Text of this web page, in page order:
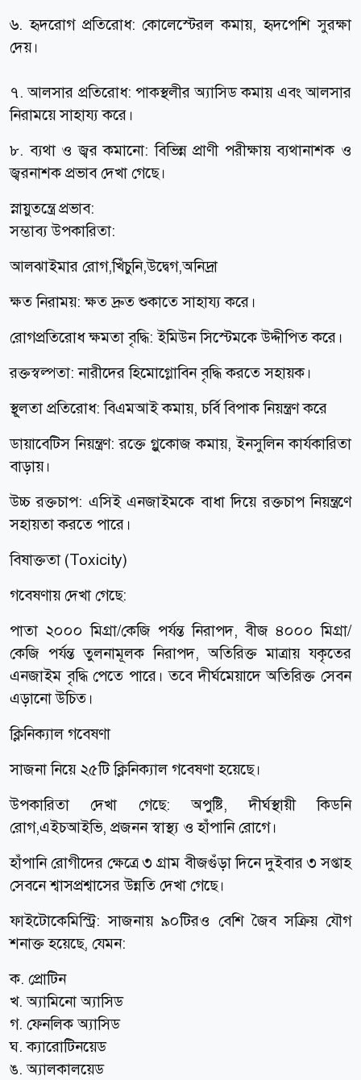
৬. হৃদরোগ প্রতিরোধ: কোলেস্টেরল কমায়, হৃদপেশি সুরক্ষা
দেয়।
৭. আলসার প্রতিরোধ: পাকস্থলীর অ্যাসিড কমায় এবং আলসার
নিরাময়ে সাহায্য করে।
৮. ব্যথা ও জ্বর কমানো: বিভিন্ন প্রাণী পরীক্ষায় ব্যথানাশক ও
জ্বরনাশক প্রভাব দেখা গেছে।
স্নায়ুতন্ত্রে প্রভাব:
সম্ভাব্য উপকারিতা:
আলঝাইমার রোগ,খিঁচুনি,উদ্বেগ,অনিদ্রা
ক্ষত নিরাময়: ক্ষত দ্রুত শুকাতে সাহায্য করে।
রোগপ্রতিরোধ ক্ষমতা বৃদ্ধি: ইমিউন সিস্টেমকে উদ্দীপিত করে।
রক্তস্বল্পতা: নারীদের হিমোগ্লোবিন বৃদ্ধি করতে সহায়ক।
স্থূলতা প্রতিরোধ: বিএমআই কমায়, চর্বি বিপাক নিয়ন্ত্রণ করে
ডায়াবেটিস নিয়ন্ত্রণ: রক্তে গ্লুকোজ কমায়, ইনসুলিন কার্যকারিতা
বাড়ায়।
উচ্চ রক্তচাপ: এসিই এনজাইমকে বাধা দিয়ে রক্তচাপ নিয়ন্ত্রণে
সহায়তা করতে পারে।
বিষাক্ততা (Toxicity)
গবেষণায় দেখা গেছে:
পাতা ২০০০ মিগ্রা/কেজি পর্যন্ত নিরাপদ, বীজ ৪০০০ মিগ্রা/
কেজি পর্যন্ত তুলনামূলক নিরাপদ, অতিরিক্ত মাত্রায় যকৃতের
এনজাইম বৃদ্ধি পেতে পারে। তবে দীর্ঘমেয়াদে অতিরিক্ত সেবন
এড়ানো উচিত।
ক্লিনিক্যাল গবেষণা
সাজনা নিয়ে ২৫টি ক্লিনিক্যাল গবেষণা হয়েছে।
উপকারিতা দেখা গেছে: অপুষ্টি, দীর্ঘস্থায়ী কিডনি
রোগ,এইচআইভি, প্রজনন স্বাস্থ্য ও হাঁপানি রোগে।
হাঁপানি রোগীদের ক্ষেত্রে ৩ গ্রাম বীজগুঁড়া দিনে দুইবার ৩ সপ্তাহ
সেবনে শ্বাসপ্রশ্বাসের উন্নতি দেখা গেছে।
ফাইটোকেমিস্ট্রি: সাজনায় ৯০টিরও বেশি জৈব সক্রিয় যৌগ
শনাক্ত হয়েছে, যেমন:
ক. প্রোটিন
খ. অ্যামিনো অ্যাসিড
গ. ফেনলিক অ্যাসিড
ঘ. ক্যারোটিনয়েড
ঙ. অ্যালকালয়েড